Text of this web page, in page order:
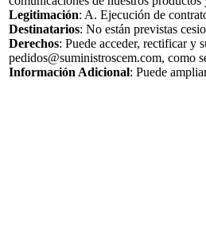
Legitimación: A. Ejecución de
Destinatarios: No están previstas
Derechos: Puede acceder, rectificar y
pedidos@suministroscem.com, como
Información Adicional: Puede